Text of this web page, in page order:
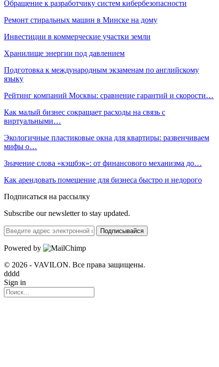
Обращение к разработчику систем кибербезопасности
Ремонт стиральных машин в Минске на дому
Инвестиции в коммерческие участки земли
Хранилище энергии под давлением
Подготовка к международным экзаменам по английскому
языку
Рейтинг компаний Москвы: сравнение гарантий и скорости…
Как малый бизнес сокращает расходы на связь с
виртуальными…
Экологичные пластиковые окна для квартиры: развенчиваем
мифы о…
Значение слова «кэшбэк»: от финансового механизма до…
Как арендовать помещение для бизнеса быстро и недорого
Подписаться на рассылку
Subscribe our newsletter to stay updated.
Подписывайся
Powered by
© 2026 - VAVILON. Все права защищены.
dddd
Sign in